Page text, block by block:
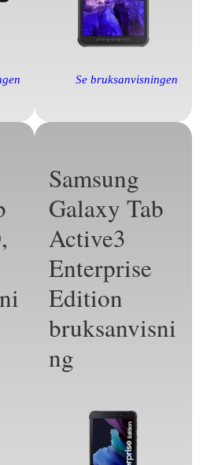
Se bruksanvisningen
Samsung
Galaxy Tab
Active3
Enterprise
Edition
bruksanvisni
ng